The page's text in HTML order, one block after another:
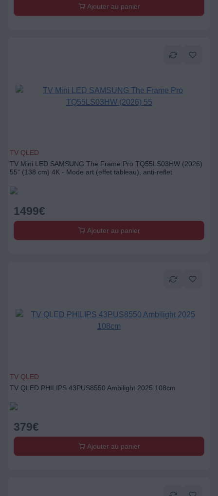
Ajouter au panier
TV QLED
TV Mini LED SAMSUNG The Frame Pro TQ55LS03HW (2026)
55" (138 cm) 4K - Mode art (effet tableau), anti-reflet
1499€
Ajouter au panier
TV QLED
TV QLED PHILIPS 43PUS8550 Ambilight 2025 108cm
379€
Ajouter au panier